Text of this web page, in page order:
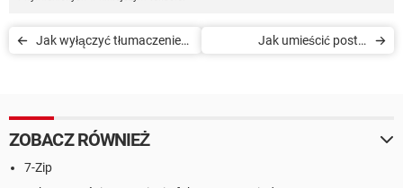
Jak wyłączyć tłumaczenie
Jak umieścić post z
ZOBACZ RÓWNIEŻ
7-Zip